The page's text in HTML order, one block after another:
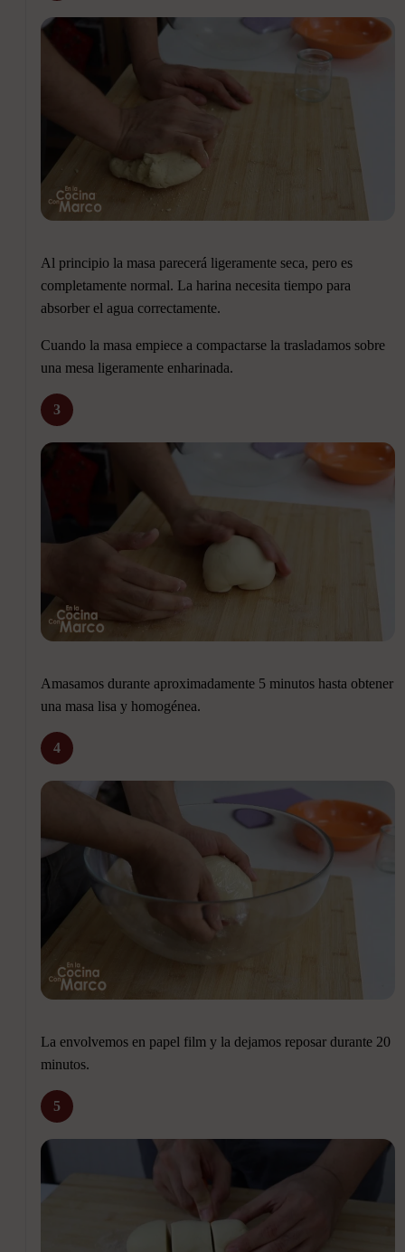
Al principio la masa parecerá ligeramente seca, pero es
completamente normal. La harina necesita tiempo para
absorber el agua correctamente.
Cuando la masa empiece a compactarse la trasladamos sobre
una mesa ligeramente enharinada.
3
Amasamos durante aproximadamente 5 minutos hasta obtener
una masa lisa y homogénea.
4
La envolvemos en papel film y la dejamos reposar durante 20
minutos.
5